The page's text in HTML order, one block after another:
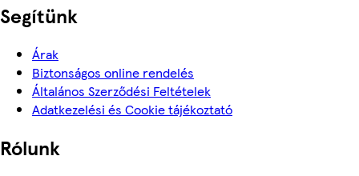
Segítünk
Árak
Biztonságos online rendelés
Általános Szerződési Feltételek
Adatkezelési és Cookie tájékoztató
Rólunk